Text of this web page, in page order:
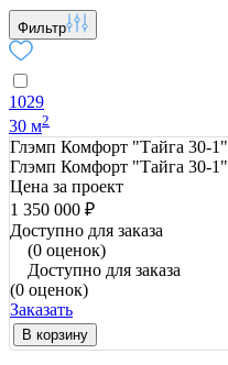
Фильтр
1029
30 м2
Глэмп Комфорт "Тайга 30-1"
Глэмп Комфорт "Тайга 30-1"
Цена за проект
1 350 000 ₽
Доступно для заказа
(0 оценок)
Доступно для заказа
(0 оценок)
Заказать
В корзину